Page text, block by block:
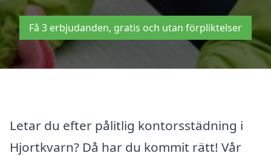
Få 3 erbjudanden, gratis och utan förpliktelser
Letar du efter pålitlig kontorsstädning i
Hjortkvarn? Då har du kommit rätt! Vår